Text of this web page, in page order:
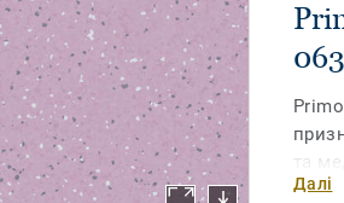
та
та
Далі